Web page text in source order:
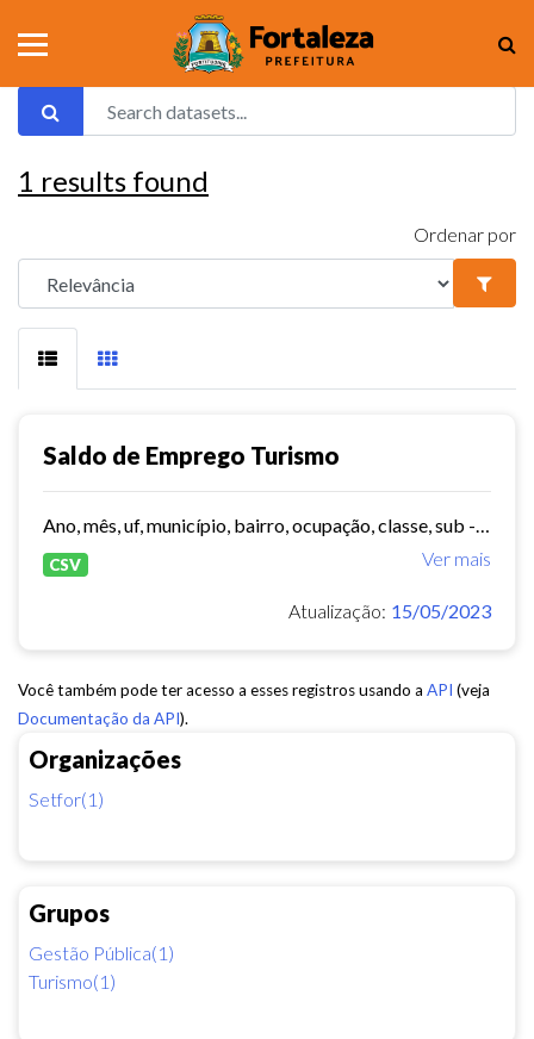
Organizações
Setfor(1)
Grupos
Gestão Pública(1)
Turismo(1)
1 results found
Ordenar por
Saldo de Emprego Turismo
Ver mais
CSV
Atualização: 15/05/2023
Você também pode ter acesso a esses registros usando a API (veja
Documentação da API).